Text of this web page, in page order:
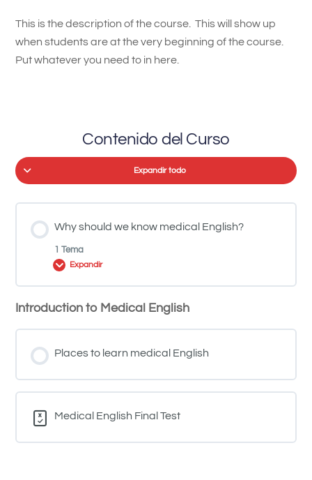
This is the description of the course. This will show up
when students are at the very beginning of the course.
Put whatever you need to in here.
Contenido del Curso
Expandir todo
Why should we know medical English?
1 Tema
Expandir
Contenido de la Lección
0% COMPLETADO 0/1 pasos
travel
Introduction to Medical English
Places to learn medical English
Medical English Final Test